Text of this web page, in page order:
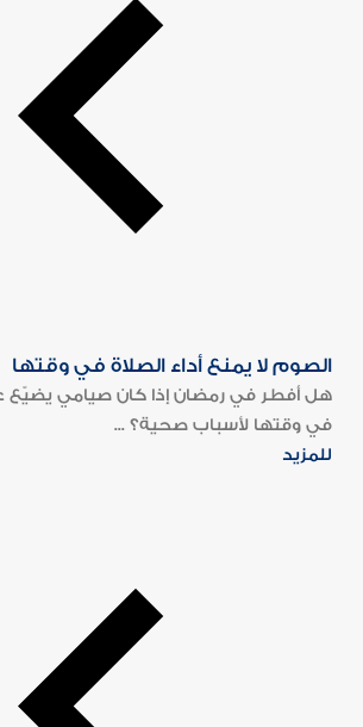
الصوم لا يمنع أداء الصلاة في وقتها
هل أفطر في رمضان إذا كان صيامي يضيّع
في وقتها لأسباب صحية؟ ...
للمزيد